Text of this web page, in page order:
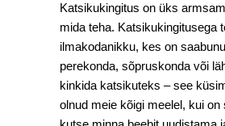
Katsikukingitus on üks
mida teha. Katsikukingitusega
ilmakodanikku, kes on
perekonda, sõpruskonda või
kinkida katsikuteks – see
olnud meie kõigi meelel, kui on